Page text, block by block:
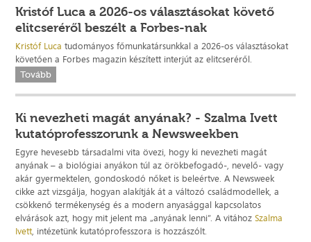
Kristóf Luca a 2026-os választásokat követő
elitcseréről beszélt a Forbes-nak
Kristóf Luca tudományos főmunkatársunkkal a 2026-os választásokat
követően a Forbes magazin készített interjút az elitcseréről.
Tovább
Ki nevezheti magát anyának? - Szalma Ivett
kutatóprofesszorunk a Newsweekben
Egyre hevesebb társadalmi vita övezi, hogy ki nevezheti magát
anyának – a biológiai anyákon túl az örökbefogadó-, nevelő- vagy
akár gyermektelen, gondoskodó nőket is beleértve. A Newsweek
cikke azt vizsgálja, hogyan alakítják át a változó családmodellek, a
csökkenő termékenység és a modern anyasággal kapcsolatos
elvárások azt, hogy mit jelent ma „anyának lenni”. A vitáhozSzalma
Ivett, intézetünk kutatóprofesszora is hozzászólt.